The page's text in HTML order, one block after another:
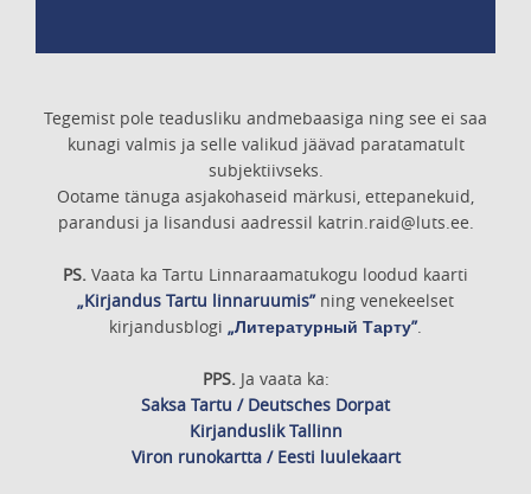
Tegemist pole teadusliku andmebaasiga ning see ei saa
kunagi valmis ja selle valikud jäävad paratamatult
subjektiivseks.
Ootame tänuga asjakohaseid märkusi, ettepanekuid,
parandusi ja lisandusi aadressil katrin.raid@luts.ee.
PS. Vaata ka Tartu Linnaraamatukogu loodud kaarti
„Kirjandus Tartu linnaruumis”ning venekeelset
kirjandusblogi „Литературный Тарту”.
PPS. Ja vaata ka:
Saksa Tartu / Deutsches Dorpat
Kirjanduslik Tallinn
Viron runokartta / Eesti luulekaart